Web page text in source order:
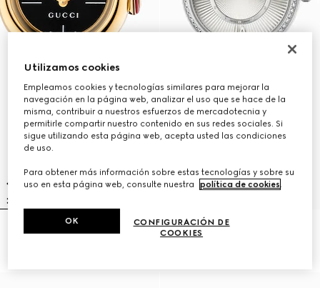
Reloj Gucci Horsebit, 27x23mm
Reloj modelo 2000, 24 mm
Utilizamos cookies
Empleamos cookies y tecnologías similares para mejorar la
navegación en la página web, analizar el uso que se hace de la
misma, contribuir a nuestros esfuerzos de mercadotecnia y
permitirle compartir nuestro contenido en sus redes sociales. Si
sigue utilizando esta página web, acepta usted las condiciones
de uso.
Para obtener más información sobre estas tecnologías y sobre su
uso en esta página web, consulte nuestra
política de cookies.
CONFIGURACIÓN DE
COOKIES
OK